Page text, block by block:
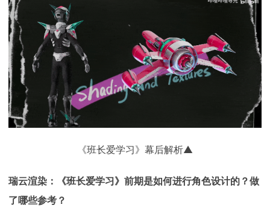
《班长爱学习》幕后解析▲
瑞云渲染：《班长爱学习》前期是如何进行角色设计的？做
了哪些参考？